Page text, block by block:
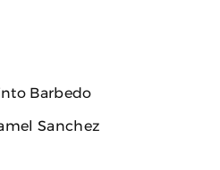
Barbedo
Sanchez